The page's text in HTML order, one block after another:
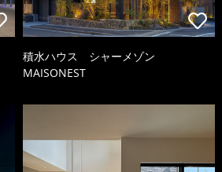
積水ハウス シャーメゾン
MAISONEST